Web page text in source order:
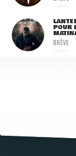
POUR
BRÈVE